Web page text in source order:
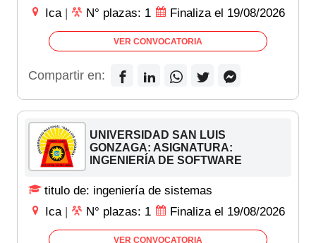
Ica
N° plazas: 1 Finaliza el 19/08/2026
VER CONVOCATORIA
Compartir en:
UNIVERSIDAD SAN LUIS
GONZAGA: ASIGNATURA:
INGENIERÍA DE SOFTWARE
titulo de: ingeniería de sistemas
Ica | N° plazas: 1 Finaliza el 19/08/2026
VER CONVOCATORIA